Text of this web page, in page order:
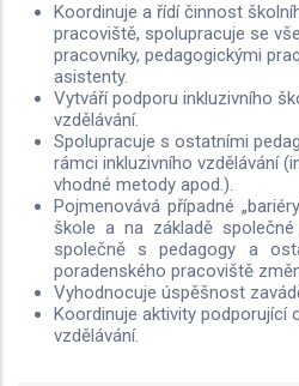
Koordinuje a řídí činnost
pracoviště, spolupracuje se
pracovníky, pedagogickými
asistenty.
Vytváří podporu inkluzivního
vzdělávání.
Spolupracuje s ostatními
rámci inkluzivního vzdělávání
vhodné metody apod.).
Pojmenovává případné
škole a na základě
společně s pedagogy a
poradenského pracoviště
Vyhodnocuje úspěšnost
Koordinuje aktivity podporující
vzdělávání.